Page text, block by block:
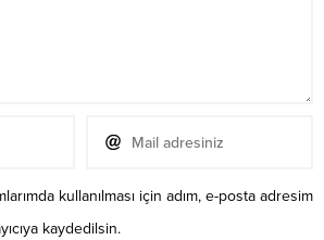
kullanılması için adım, e-posta adresim
kaydedilsin.